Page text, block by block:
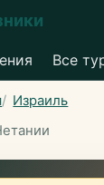
Все
Израиль